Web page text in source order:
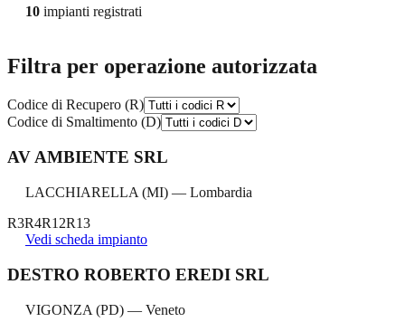
10 impianti registrati
Filtra per operazione autorizzata
Codice di Recupero (R)
Codice di Smaltimento (D)
AV AMBIENTE SRL
LACCHIARELLA (MI) — Lombardia
R3R4R12R13
Vedi scheda impianto
DESTRO ROBERTO EREDI SRL
VIGONZA (PD) — Veneto